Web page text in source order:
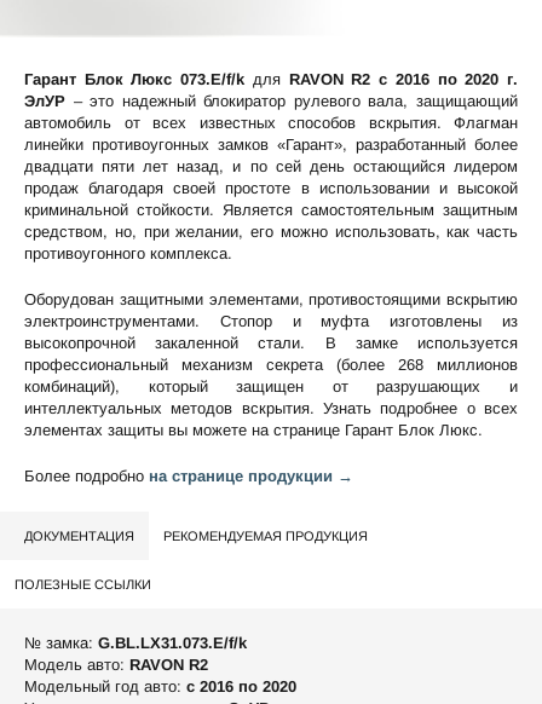
Гарант Блок Люкс 073.E/f/k для RAVON R2 c 2016 по 2020 г.
ЭлУР – это надежный блокиратор рулевого вала, защищающий
автомобиль от всех известных способов вскрытия. Флагман
линейки противоугонных замков «Гарант», разработанный более
двадцати пяти лет назад, и по сей день остающийся лидером
продаж благодаря своей простоте в использовании и высокой
криминальной стойкости. Является самостоятельным защитным
средством, но, при желании, его можно использовать, как часть
противоугонного комплекса.
Оборудован защитными элементами, противостоящими вскрытию
электроинструментами. Стопор и муфта изготовлены из
высокопрочной закаленной стали. В замке используется
профессиональный механизм секрета (более 268 миллионов
комбинаций), который защищен от разрушающих и
интеллектуальных методов вскрытия. Узнать подробнее о всех
элементах защиты вы можете на странице Гарант Блок Люкс.
Более подробно на странице продукции →
ДОКУМЕНТАЦИЯ РЕКОМЕНДУЕМАЯ ПРОДУКЦИЯ
ПОЛЕЗНЫЕ ССЫЛКИ
№ замка: G.BL.LX31.073.E/f/k
Модель авто: RAVON R2
Модельный год авто: c 2016 по 2020